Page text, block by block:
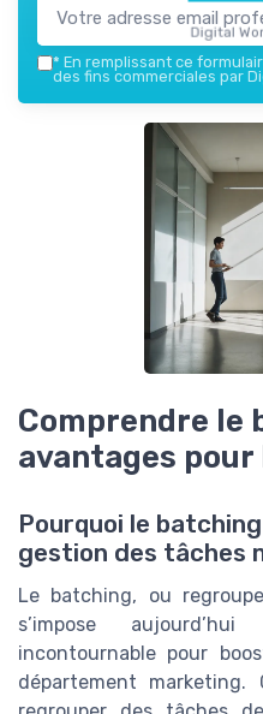
Digital
* En remplissant ce
des fins commerciales par
Comprendre le
avantages
Pourquoi le
gestion des tâches
Le batching, ou
s’impose
incontournable pour
département